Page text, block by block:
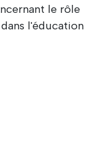
le rôle
l'éducation